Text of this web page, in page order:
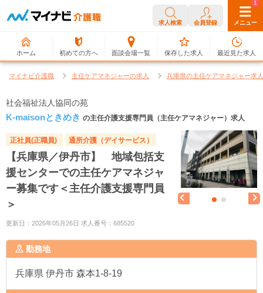
求人検索 会員登録 メニュー
ホーム 初めての方へ 面談会場一覧
0
保存した求人
1
最近見た求人
マイナビ介護職 主任ケアマネジャーの求人 兵庫県の主任ケアマネジャー求人
社会福祉法人協同の苑
K-maisonときめき の主任介護支援専門員（主任ケアマネジャー）求人
正社員(正職員) 通所介護（デイサービス）
【兵庫県／伊丹市】 地域包括支
援センターでの主任ケアマネジャ
ー募集です＜主任介護支援専門員
＞
更新日：2026年05月26日 求人番号：685520
勤務地
兵庫県 伊丹市 森本1-8-19